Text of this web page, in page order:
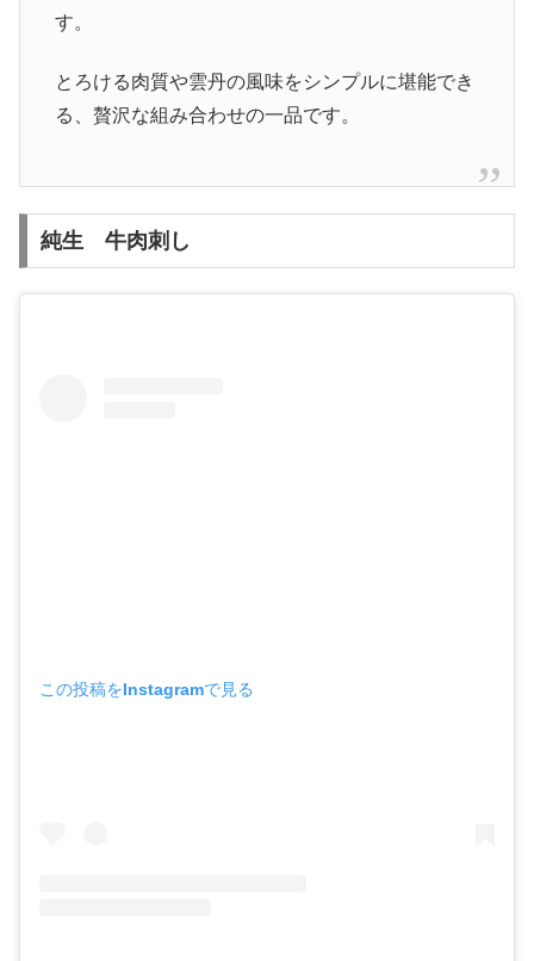
す。
とろける肉質や雲丹の風味をシンプルに堪能でき
る、贅沢な組み合わせの一品です。
純生 牛肉刺し
この投稿をInstagramで見る